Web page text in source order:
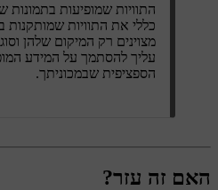
התוויות שמופיעות בתמונות
כללי את התוויות שמותקנות
מצוינים רק המיקום שלהן
עליך להסתמך על המידע
הספציפית שבמכוניתך.
האם זה עזר?